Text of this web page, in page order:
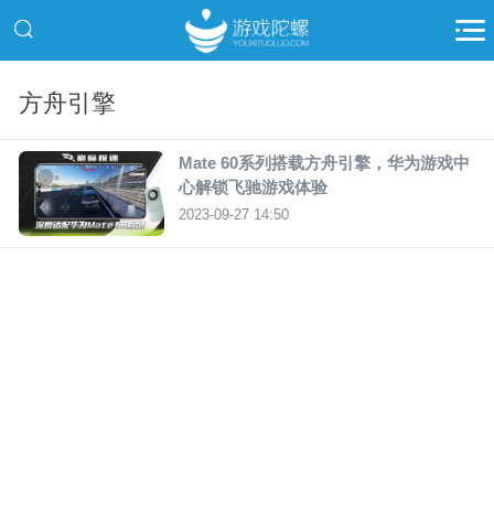
方舟引擎
Mate 60系列搭载方舟引擎，华为游戏中
心解锁飞驰游戏体验
2023-09-27 14:50